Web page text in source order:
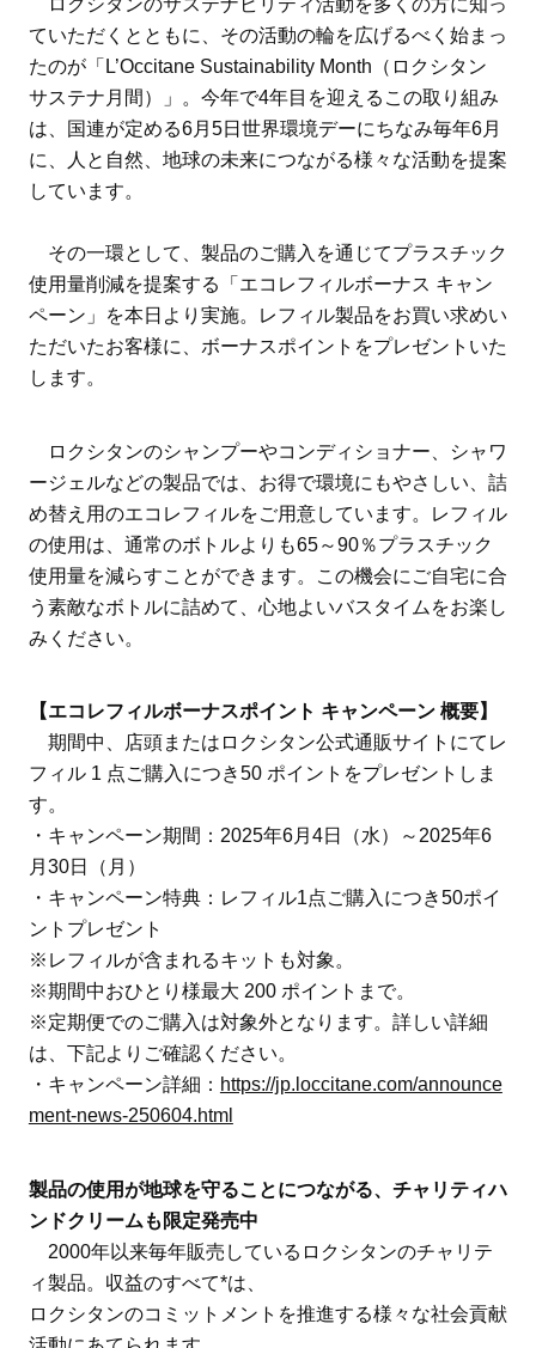
ていただくとともに、その活動の輪を広げるべく始まっ
たのが「L’Occitane Sustainability Month（ロクシタン
サステナ月間）」。今年で4年目を迎えるこの取り組み
は、国連が定める6月5日世界環境デーにちなみ毎年6月
に、人と自然、地球の未来につながる様々な活動を提案
しています。
その一環として、製品のご購入を通じてプラスチック
使用量削減を提案する「エコレフィルボーナス キャン
ペーン」を本日より実施。レフィル製品をお買い求めい
ただいたお客様に、ボーナスポイントをプレゼントいた
します。
ロクシタンのシャンプーやコンディショナー、シャワ
ージェルなどの製品では、お得で環境にもやさしい、詰
め替え用のエコレフィルをご用意しています。レフィル
の使用は、通常のボトルよりも65～90％プラスチック
使用量を減らすことができます。この機会にご自宅に合
う素敵なボトルに詰めて、心地よいバスタイムをお楽し
みください。
【エコレフィルボーナスポイント キャンペーン 概要】
期間中、店頭またはロクシタン公式通販サイトにてレ
フィル 1 点ご購入につき50 ポイントをプレゼントしま
す。
・キャンペーン期間：2025年6月4日（水）～2025年6
月30日（月）
・キャンペーン特典：レフィル1点ご購入につき50ポイ
ントプレゼント
※レフィルが含まれるキットも対象。
※期間中おひとり様最大 200 ポイントまで。
※定期便でのご購入は対象外となります。詳しい詳細
は、下記よりご確認ください。
・キャンペーン詳細： https://jp.loccitane.com/announce
ment-news-250604.html
製品の使用が地球を守ることにつながる、チャリティハ
ンドクリームも限定発売中
2000年以来毎年販売しているロクシタンのチャリテ
ィ製品。収益のすべて*は、
ロクシタンのコミットメントを推進する様々な社会貢献